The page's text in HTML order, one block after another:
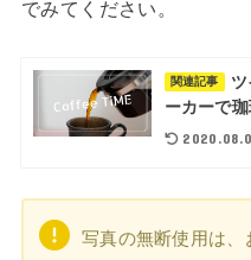
でみてください。
関連記事
ーカーで
写真の無断使用は